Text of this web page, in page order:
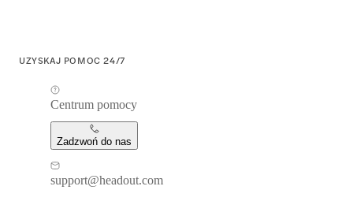
UZYSKAJ POMOC 24/7
Centrum pomocy
Zadzwoń do nas
support@headout.com